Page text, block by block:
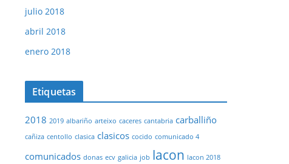
julio 2018
abril 2018
enero 2018
Etiquetas
2018 2019 albariño arteixo caceres cantabria carballiño
cañiza centollo clasica clasicos cocido comunicado 4
comunicados donas ecv galicia job lacon lacon 2018